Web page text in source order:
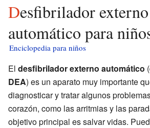
Desfibrilador externo
automático para
Enciclopedia para niños
El desfibrilador externo automático
DEA) es un aparato muy importante
diagnosticar y tratar algunos
corazón, como las arritmias y las
objetivo principal es salvar vidas.